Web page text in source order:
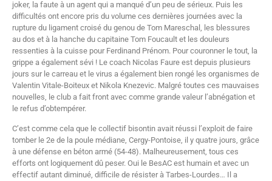
joker, la faute à un agent qui a manqué d’un peu de sérieux. Puis les
difficultés ont encore pris du volume ces dernières journées avec la
rupture du ligament croisé du genou de Tom Mareschal, les blessures
au dos et à la hanche du capitaine Tom Foucault et les douleurs
ressenties à la cuisse pour Ferdinand Prénom. Pour couronner le tout, la
grippe a également sévi ! Le coach Nicolas Faure est depuis plusieurs
jours sur le carreau et le virus a également bien rongé les organismes de
Valentin Vitale-Boiteux et Nikola Knezevic. Malgré toutes ces mauvaises
nouvelles, le club a fait front avec comme grande valeur l’abnégation et
le refus d’obtempérer.
C’est comme cela que le collectif bisontin avait réussi l’exploit de faire
tomber le 2e de la poule médiane, Cergy-Pontoise, il y quatre jours, grâce
à une défense en béton armé (54-48). Malheureusement, tous ces
efforts ont logiquement dû peser. Oui le BesAC est humain et avec un
effectif autant diminué, difficile de résister à Tarbes-Lourdes… Il a